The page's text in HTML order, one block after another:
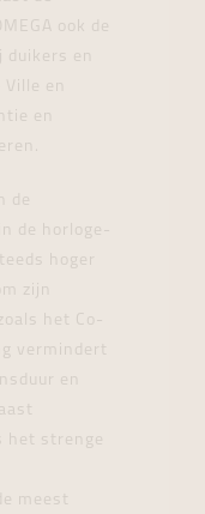
ook de
en
en
en
de horloge-
hoger
zijn
het Co-
vermindert
en
het strenge
meest